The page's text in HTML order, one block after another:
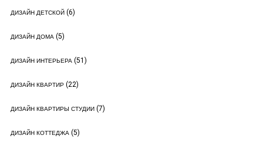
ДИЗАЙН ДЕТСКОЙ(6)
ДИЗАЙН ДОМА(5)
ДИЗАЙН ИНТЕРЬЕРА(51)
ДИЗАЙН КВАРТИР(22)
ДИЗАЙН КВАРТИРЫ СТУДИИ(7)
ДИЗАЙН КОТТЕДЖА(5)